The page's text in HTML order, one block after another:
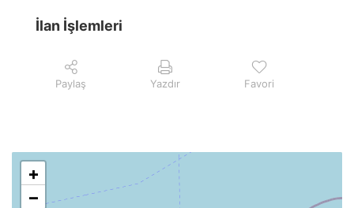
İlan İşlemleri
Paylaş Yazdır Favori
+
−